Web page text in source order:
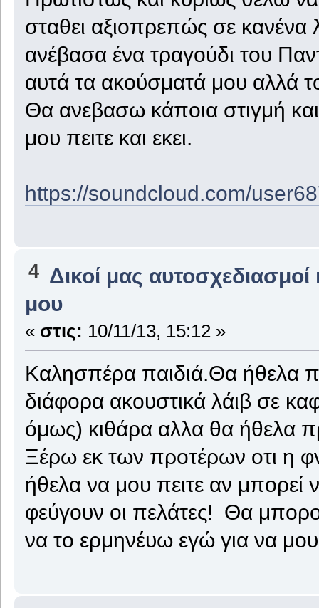
σταθει αξιοπρεπώς σε κανένα
ανέβασα ένα τραγούδι του
αυτά τα ακούσματά μου αλλά
Θα ανεβασω κάποια στιγμή
μου πειτε και εκει.
https://soundcloud.com/
4 Δικοί μας αυτοσχεδιασμοί
μου
« στις: 10/11/13, 15:12 »
Καλησπέρα παιδιά.Θα ήθελα
διάφορα ακουστικά λάιβ σε
όμως) κιθάρα αλλα θα ήθελα
Ξέρω εκ των προτέρων οτι η
ήθελα να μου πειτε αν μπορεί
φεύγουν οι πελάτες! Θα
να το ερμηνέυω εγώ για να